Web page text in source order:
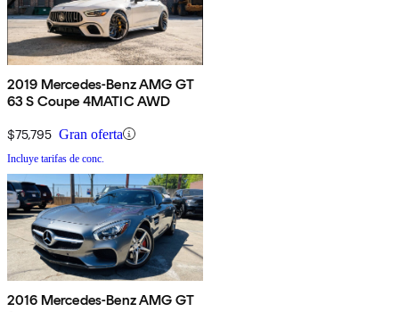
2019 Mercedes-Benz AMG GT
63 S Coupe 4MATIC AWD
$75,795 Gran oferta
Incluye tarifas de conc.
2016 Mercedes-Benz AMG GT